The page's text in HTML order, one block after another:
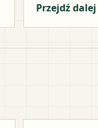
Przejdź dalej